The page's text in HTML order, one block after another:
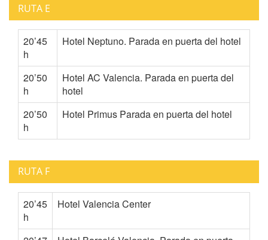
RUTA E
20’45
h
Hotel Neptuno. Parada en puerta del hotel
20’50
h
Hotel AC Valencia. Parada en puerta del
hotel
20’50
h
Hotel Primus Parada en puerta del hotel
RUTA F
20’45
h
Hotel Valencia Center